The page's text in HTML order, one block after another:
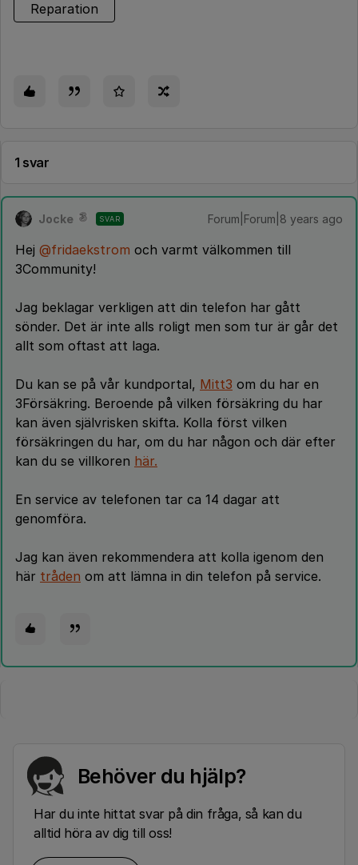
Reparation
1 svar
Jocke SVAR Forum|Forum|8 years ago
Hej @fridaekstrom och varmt välkommen till
3Community!
Jag beklagar verkligen att din telefon har gått
sönder. Det är inte alls roligt men som tur är går det
allt som oftast att laga.
Du kan se på vår kundportal, Mitt3 om du har en
3Försäkring. Beroende på vilken försäkring du har
kan även självrisken skifta. Kolla först vilken
försäkringen du har, om du har någon och där efter
kan du se villkoren här.
En service av telefonen tar ca 14 dagar att
genomföra.
Jag kan även rekommendera att kolla igenom den
här tråden om att lämna in din telefon på service.
Behöver du hjälp?
Har du inte hittat svar på din fråga, så kan du
alltid höra av dig till oss!